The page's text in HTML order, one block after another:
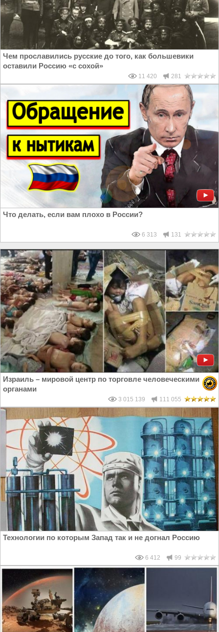
Чем прославились русские до того, как большевики
оставили Россию «с сохой»
11 420 281
Что делать, если вам плохо в России?
6 313 131
Израиль – мировой центр по торговле человеческими
органами
3 015 139 111 055
Технологии по которым Запад так и не догнал Россию
6 412 99